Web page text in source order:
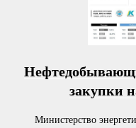
закупки
Министерство